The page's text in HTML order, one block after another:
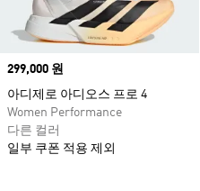
Price
299,000 원
아디제로 아디오스 프로 4
Women Performance
다른 컬러
일부 쿠폰 적용 제외